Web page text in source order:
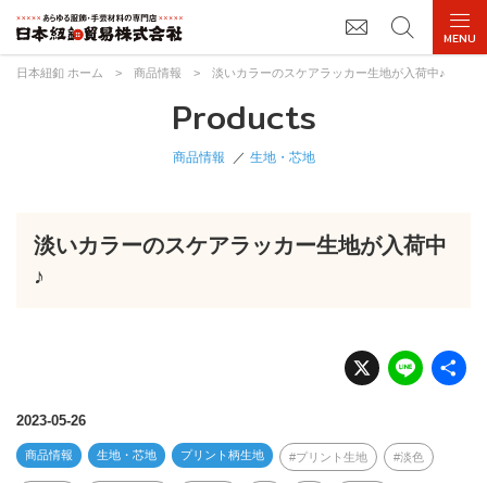
日本紐釦 ホーム > 商品情報 > 淡いカラーのスケアラッカー生地が入荷中♪
Products
商品情報 生地・芯地
淡いカラーのスケアラッカー生地が入荷中
♪
X Li
n
2023-05-26
商品情報 生地・芯地 プリント柄生地 プリント生地 淡色